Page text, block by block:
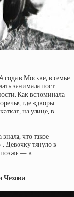
года в Москве, в семье
занимала пост
Как вспоминала
где «дворы
на улице, в
что такое
. Девочку тянуло в
позже — в
Чехова